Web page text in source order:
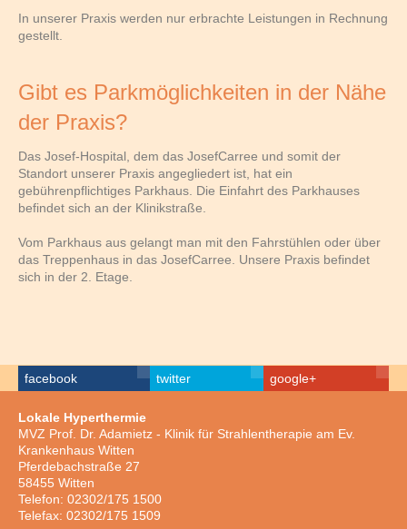
In unserer Praxis werden nur erbrachte Leistungen in Rechnung
gestellt.
Gibt es Parkmöglichkeiten in der Nähe
der Praxis?
Das Josef-Hospital, dem das JosefCarree und somit der
Standort unserer Praxis angegliedert ist, hat ein
gebührenpflichtiges Parkhaus. Die Einfahrt des Parkhauses
befindet sich an der Klinikstraße.
Vom Parkhaus aus gelangt man mit den Fahrstühlen oder über
das Treppenhaus in das JosefCarree. Unsere Praxis befindet
sich in der 2. Etage.
facebook twitter google+
Lokale Hyperthermie
MVZ Prof. Dr. Adamietz - Klinik für Strahlentherapie am Ev.
Krankenhaus Witten
Pferdebachstraße 27
58455 Witten
Telefon: 02302/175 1500
Telefax: 02302/175 1509